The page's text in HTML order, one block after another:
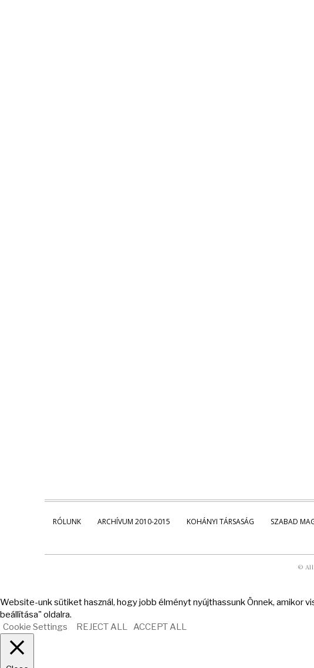
RÓLUNK ARCHÍVUM 2010-2015 KOHÁNYI TÁRSASÁG SZABAD
© All
Website-unk sütiket használ, hogy jobb élményt nyújthassunk Önnek, amikor
beállítása" oldalra.
Cookie Settings
REJECT ALL ACCEPT ALL